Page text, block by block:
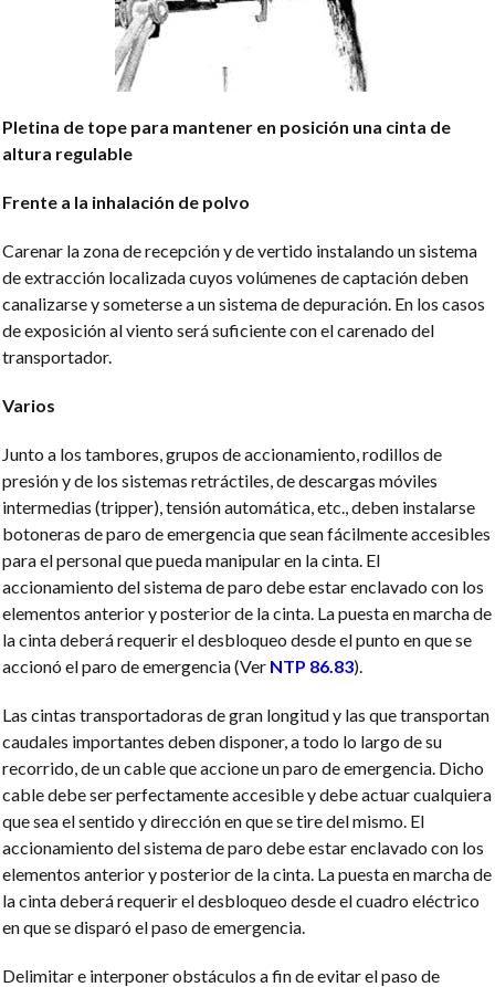
Pletina de tope para mantener en posición una cinta de
altura regulable
Frente a la inhalación de polvo
Carenar la zona de recepción y de vertido instalando un sistema
de extracción localizada cuyos volúmenes de captación deben
canalizarse y someterse a un sistema de depuración. En los casos
de exposición al viento será suficiente con el carenado del
transportador.
Varios
Junto a los tambores, grupos de accionamiento, rodillos de
presión y de los sistemas retráctiles, de descargas móviles
intermedias (tripper), tensión automática, etc., deben instalarse
botoneras de paro de emergencia que sean fácilmente accesibles
para el personal que pueda manipular en la cinta. El
accionamiento del sistema de paro debe estar enclavado con los
elementos anterior y posterior de la cinta. La puesta en marcha de
la cinta deberá requerir el desbloqueo desde el punto en que se
accionó el paro de emergencia (Ver NTP 86.83).
Las cintas transportadoras de gran longitud y las que transportan
caudales importantes deben disponer, a todo lo largo de su
recorrido, de un cable que accione un paro de emergencia. Dicho
cable debe ser perfectamente accesible y debe actuar cualquiera
que sea el sentido y dirección en que se tire del mismo. El
accionamiento del sistema de paro debe estar enclavado con los
elementos anterior y posterior de la cinta. La puesta en marcha de
la cinta deberá requerir el desbloqueo desde el cuadro eléctrico
en que se disparó el paso de emergencia.
Delimitar e interponer obstáculos a fin de evitar el paso de